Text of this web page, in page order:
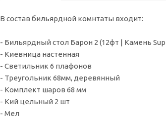
В состав бильярдной комнтаты входит:
- Бильярдный стол Барон 2 (12фт |
- Киевница настенная
- Светильник 6 плафонов
- Треугольник 68мм, деревянный
- Комплект шаров 68 мм
- Кий цельный 2 шт
- Мел